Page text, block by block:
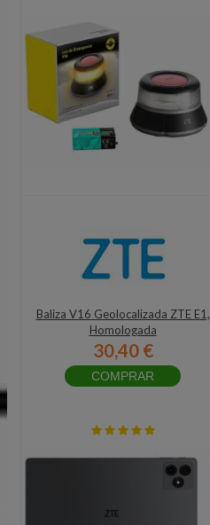
Baliza V16 Geolocalizada ZTE E1,
Homologada
30,40 €
COMPRAR